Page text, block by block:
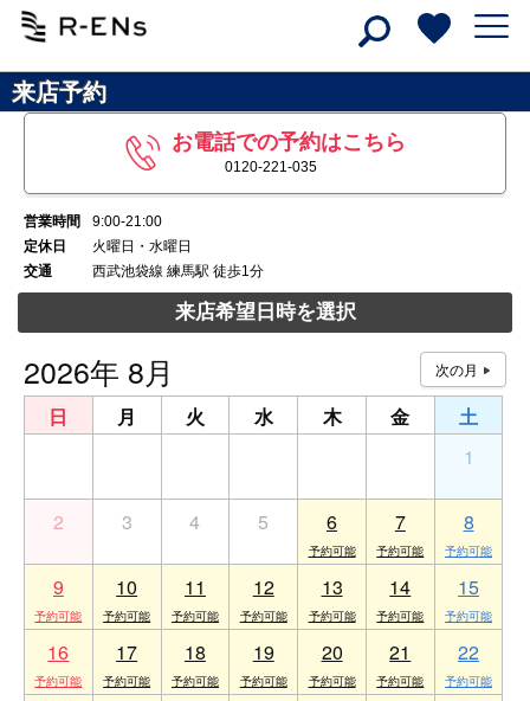
来店予約
お電話での予約はこちら
0120-221-035
営業時間
9:00-21:00
定休日
火曜日・水曜日
交通
西武池袋線 練馬駅 徒歩1分
来店希望日時を選択
2026年 8月
日 月 火 水 木 金
土
1
2 3 4 5 6 7 8
9 10 11 12 13 14 15
16 17 18 19 20 21 22